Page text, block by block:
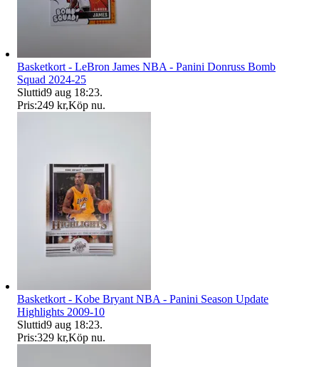
Basketkort - LeBron James NBA - Panini Donruss Bomb
Squad 2024-25
Sluttid9 aug 18:23.
Pris:249 kr,Köp nu.
Basketkort - Kobe Bryant NBA - Panini Season Update
Highlights 2009-10
Sluttid9 aug 18:23.
Pris:329 kr,Köp nu.